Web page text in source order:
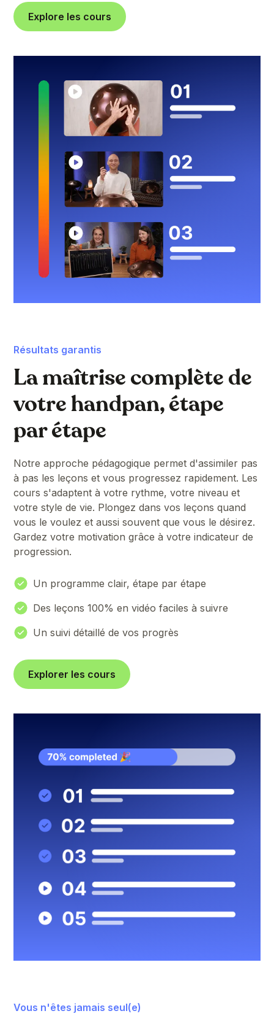
Explore les cours
Résultats garantis
La maîtrise complète de
votre handpan, étape
par étape
Notre approche pédagogique permet d'assimiler pas
à pas les leçons et vous progressez rapidement. Les
cours s'adaptent à votre rythme, votre niveau et
votre style de vie. Plongez dans vos leçons quand
vous le voulez et aussi souvent que vous le désirez.
Gardez votre motivation grâce à votre indicateur de
progression.
Un programme clair, étape par étape
Des leçons 100% en vidéo faciles à suivre
Un suivi détaillé de vos progrès
Explorer les cours
Vous n'êtes jamais seul(e)